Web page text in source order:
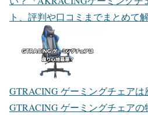
ト、評判や口コミまでまとめて
GTRACING ゲーミングチェアは
GTRACING ゲーミングチェア